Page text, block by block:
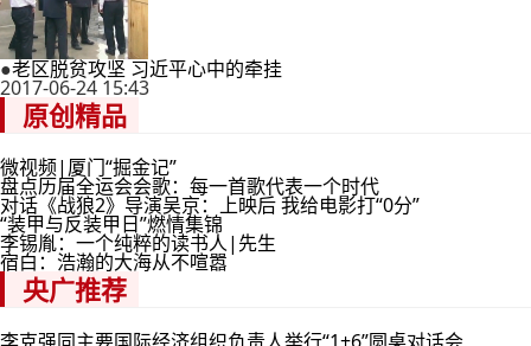
●老区脱贫攻坚 习近平心中的牵挂
2017-06-24 15:43
原创精品
微视频|厦门“掘金记”
盘点历届全运会会歌：每一首歌代表一个时代
对话《战狼2》导演吴京：上映后 我给电影打“0分”
“装甲与反装甲日”燃情集锦
李锡胤：一个纯粹的读书人|先生
宿白：浩瀚的大海从不喧嚣
央广推荐